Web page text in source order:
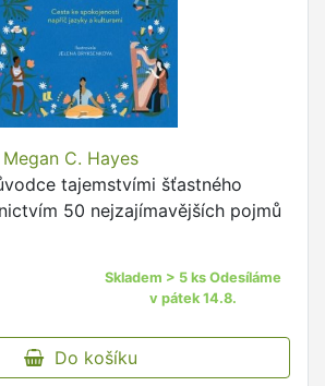
C. Hayes
tajemstvími šťastného
50 nejzajímavějších pojmů
Skladem > 5 ks Odesíláme
v pátek 14.8.
Do košíku